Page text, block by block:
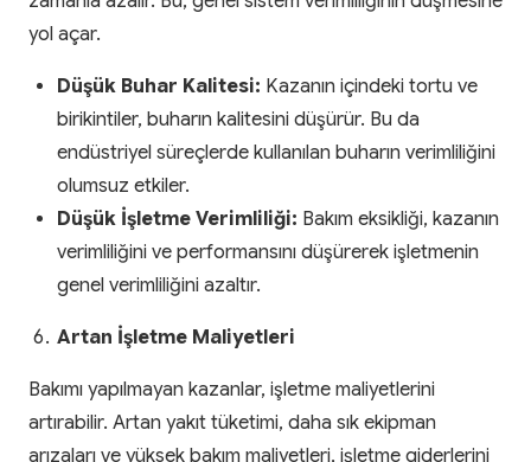
yol açar.
Düşük Buhar Kalitesi: Kazanın içindeki tortu ve
birikintiler, buharın kalitesini düşürür. Bu da
endüstriyel süreçlerde kullanılan buharın verimliliğini
olumsuz etkiler.
Düşük İşletme Verimliliği: Bakım eksikliği, kazanın
verimliliğini ve performansını düşürerek işletmenin
genel verimliliğini azaltır.
Artan İşletme Maliyetleri
Bakımı yapılmayan kazanlar, işletme maliyetlerini
artırabilir. Artan yakıt tüketimi, daha sık ekipman
arızaları ve yüksek bakım maliyetleri, işletme giderlerini